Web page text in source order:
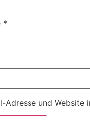
*
Adresse und Website